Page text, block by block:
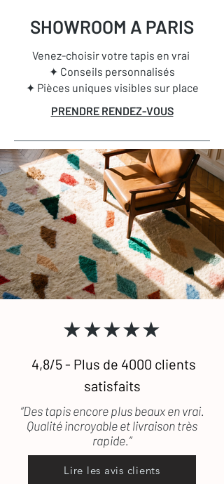
SHOWROOM A PARIS
Venez-choisir votre tapis en vrai
✦ Conseils personnalisés
✦ Pièces uniques visibles sur place
PRENDRE RENDEZ-VOUS
★★★★★
4,8/5 - Plus de 4000 clients
satisfaits
“Des tapis encore plus beaux en vrai.
Qualité incroyable et livraison très
rapide.”
Lire les avis clients